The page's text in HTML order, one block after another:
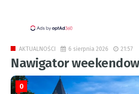
AKTUALNOŚCI 6 sierpnia 2026 21:57
Nawigator
0